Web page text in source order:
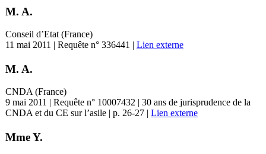
M. A.
Conseil d’Etat (France)
11 mai 2011 | Requête n° 336441 | Lien externe
M. A.
CNDA (France)
9 mai 2011 | Requête n° 10007432 | 30 ans de jurisprudence de la
CNDA et du CE sur l’asile | p. 26-27 | Lien externe
Mme Y.